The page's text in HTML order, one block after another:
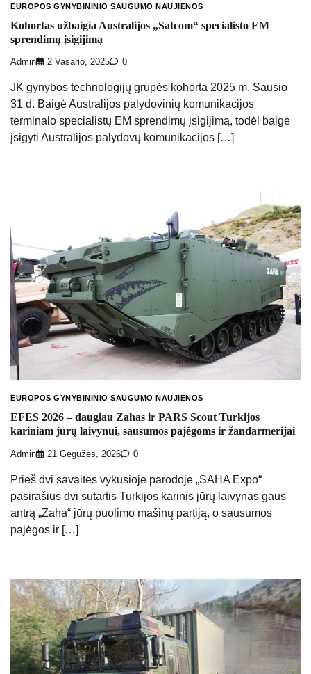
EUROPOS GYNYBININIO SAUGUMO NAUJIENOS
Kohortas užbaigia Australijos „Satcom“ specialisto EM
sprendimų įsigijimą
Admin 2 Vasario, 2025 0
JK gynybos technologijų grupės kohorta 2025 m. Sausio
31 d. Baigė Australijos palydovinių komunikacijos
terminalo specialistų EM sprendimų įsigijimą, todėl baigė
įsigyti Australijos palydovų komunikacijos […]
EUROPOS GYNYBININIO SAUGUMO NAUJIENOS
EFES 2026 – daugiau Zahas ir PARS Scout Turkijos
kariniam jūrų laivynui, sausumos pajėgoms ir žandarmerijai
Admin 21 Gegužės, 2026 0
Prieš dvi savaites vykusioje parodoje „SAHA Expo“
pasirašius dvi sutartis Turkijos karinis jūrų laivynas gaus
antrą „Zaha“ jūrų puolimo mašinų partiją, o sausumos
pajėgos ir […]